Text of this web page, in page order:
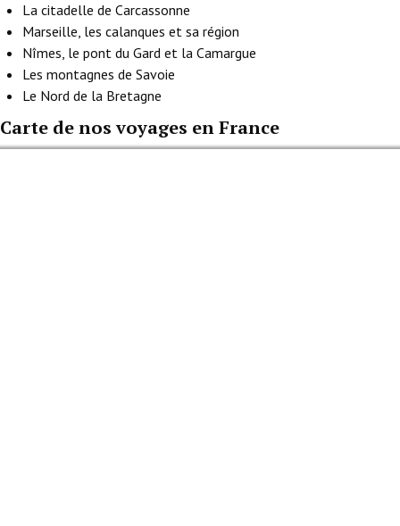
La citadelle de Carcassonne
Marseille, les calanques et sa région
Nîmes, le pont du Gard et la Camargue
Les montagnes de Savoie
Le Nord de la Bretagne
Carte de nos voyages en France